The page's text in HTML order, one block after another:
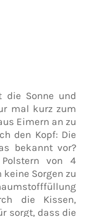
die Sonne und
mal kurz zum
Eimern an zu
den Kopf: Die
bekannt vor?
von 4
keine Sorgen zu
die Kissen,
sorgt, dass die